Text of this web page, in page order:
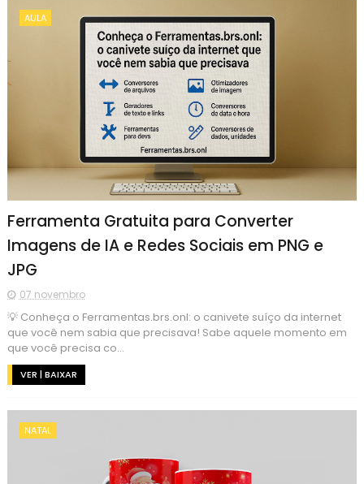
AULA
Ferramenta Gratuita para Converter
Imagens de IA e Redes Sociais em PNG e
JPG
07 novembro
💡 Conheça o Ferramentas.brs.onl: o canivete suíço da internet
que você nem sabia que precisava! Sabe aquele momento em
que você precisa co...
VER | BAIXAR
NATAL